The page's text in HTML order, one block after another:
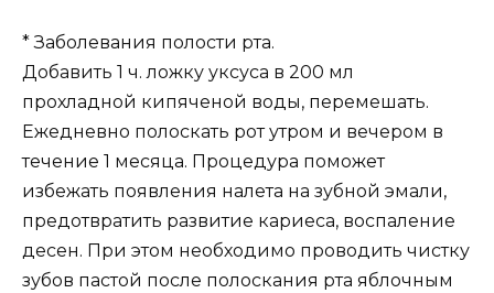
* Заболевания полости рта.
Добавить 1 ч. ложку уксуса в 200 мл
прохладной кипяченой воды, перемешать.
Ежедневно полоскать рот утром и вечером в
течение 1 месяца. Процедура поможет
избежать появления налета на зубной эмали,
предотвратить развитие кариеса, воспаление
десен. При этом необходимо проводить чистку
зубов пастой после полоскания рта яблочным